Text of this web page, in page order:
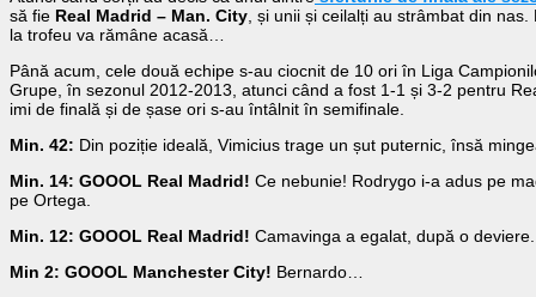
să fie Real Madrid – Man. City, și unii și ceilalți au strâmbat din
la trofeu va rămâne acasă…
Până acum, cele două echipe s-au ciocnit de 10 ori în Liga
Grupe, în sezonul 2012-2013, atunci când a fost 1-1 și 3-2 pentru
imi de finală și de șase ori s-au întâlnit în semifinale.
Min. 42: Din poziție ideală, Vimicius trage un șut puternic, însă
Min. 14: GOOOL Real Madrid! Ce nebunie! Rodrygo i-a adus pe
pe Ortega.
Min. 12: GOOOL Real Madrid! Camavinga a egalat, după o deviere.
Min 2: GOOOL Manchester City! Bernardo…